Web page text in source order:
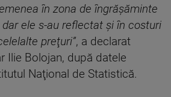
în zona de îngrăşăminte
ele s-au reflectat şi în costuri
preţuri”, a declarat
Ilie Bolojan, după datele
Naţional de Statistică.